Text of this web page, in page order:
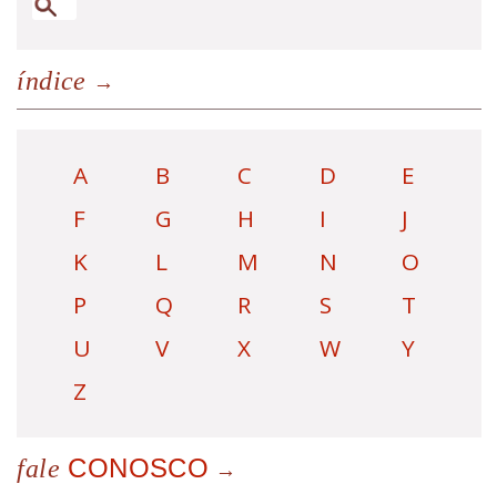
índice
A B C D
E
F
G H I
J
K
L M N
O
P
Q R S
T
U
V X W
Y
Z
fale CONOSCO